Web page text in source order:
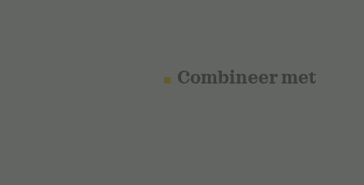
Combineer met